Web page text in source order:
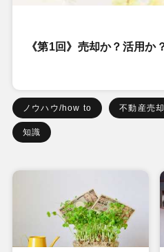
《第1回》売却か？活用か
ノウハウ/how to 不動産売却
知識